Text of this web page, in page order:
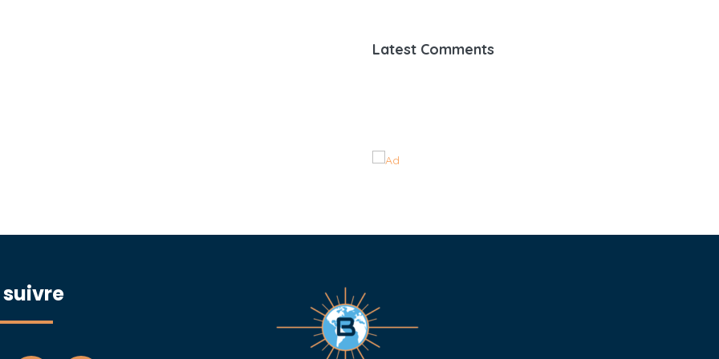
Latest Comments